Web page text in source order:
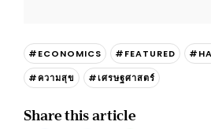
#ECONOMICS #FEATURED
#ความสุข
#เศรษฐศาสตร์
Share this article